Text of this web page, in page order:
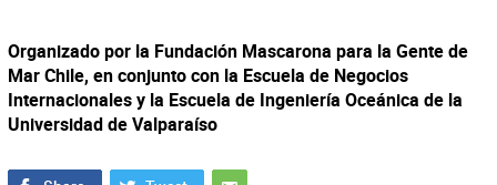
Organizado por la Fundación Mascarona para la Gente de
Mar Chile, en conjunto con la Escuela de Negocios
Internacionales y la Escuela de Ingeniería Oceánica de la
Universidad de Valparaíso